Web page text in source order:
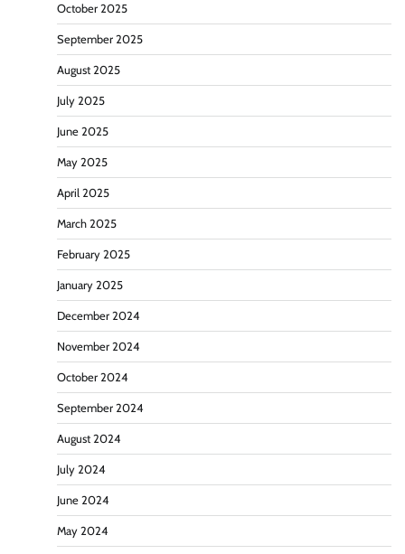
October 2025
September 2025
August 2025
July 2025
June 2025
May 2025
April 2025
March 2025
February 2025
January 2025
December 2024
November 2024
October 2024
September 2024
August 2024
July 2024
June 2024
May 2024